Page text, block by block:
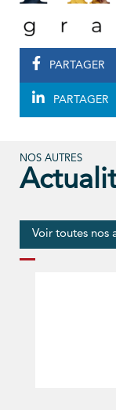
PARTAGER
PARTAGER
NOS AUTRES
Voir toutes nos